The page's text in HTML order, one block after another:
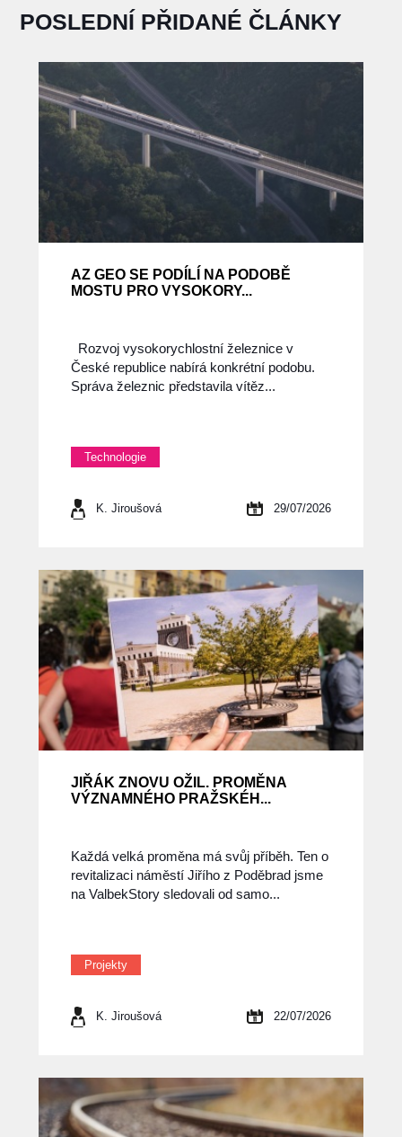
POSLEDNÍ PŘIDANÉ ČLÁNKY
AZ GEO SE PODÍLÍ NA PODOBĚ
MOSTU PRO VYSOKORY...
Rozvoj vysokorychlostní železnice v
České republice nabírá konkrétní podobu.
Správa železnic představila vítěz...
Technologie
K. Jiroušová 29/07/2026
JIŘÁK ZNOVU OŽIL. PROMĚNA
VÝZNAMNÉHO PRAŽSKÉH...
Každá velká proměna má svůj příběh. Ten o
revitalizaci náměstí Jiřího z Poděbrad jsme
na ValbekStory sledovali od samo...
Projekty
K. Jiroušová 22/07/2026